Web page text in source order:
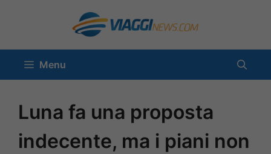
contenuto
Menu
Luna fa una proposta
indecente, ma i piani non